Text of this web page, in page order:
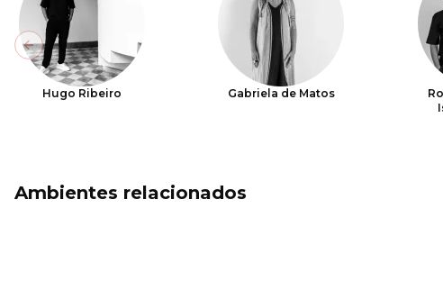
Hugo Ribeiro Gabriela de Matos
Previous slide
Ambientes relacionados